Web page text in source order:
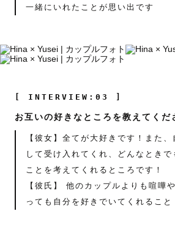
一緒にいれたことが思い出です
[ INTERVIEW:03 ]
お互いの好きなところを教えてくだ
【彼女】全てが大好きです！また
して受け入れてくれ、どんなとき
ことを考えてくれるところです！
【彼氏】 他のカップルよりも喧嘩
っても自分を好きでいてくれること